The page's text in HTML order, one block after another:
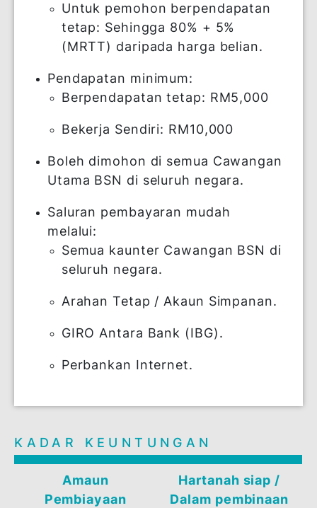
Tempoh Pembiayaan: Sehingga 20
tahun atau berumur 65 tahun
mana yang dahulu).
Margin Pembiayaan adalah seperti
Untuk pemohon berpendapatan
tetap: Sehingga 80% + 5%
(MRTT) daripada harga belian.
Pendapatan minimum:
Berpendapatan tetap: RM5,000
Bekerja Sendiri: RM10,000
Boleh dimohon di semua Cawangan
melalui:
Semua kaunter Cawangan BSN di
seluruh negara.
Arahan Tetap / Akaun Simpanan.